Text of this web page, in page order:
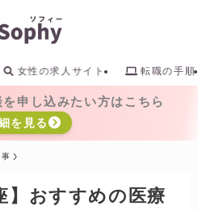
女性の求人サイト 転職の手順
申し込みたい方はこちら
を見る
】おすすめの医療